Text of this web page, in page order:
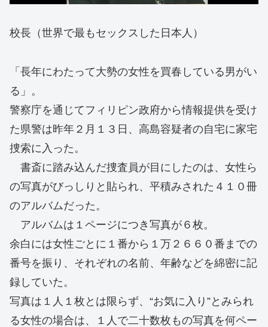
校長（世界で最もセックスした日本人）
「長年にわたって大勢の女性を買春している男がい
る」。
警察庁を通じてフィリピン政府から情報提供を受け
た県警は昨年２月１３日、高島容疑者の自宅に家宅
捜索に入った。
書斎に踏み込んだ捜査員が目にしたのは、女性ら
の写真がびっしりと貼られ、平積みされた４１０冊
のアルバムだった。
アルバムは１ページにつき写真が６枚。
余白には女性ごとに１番から１万２６６０番までの
番号を振り、それぞれの名前、年齢などを綿密に記
録していた。
写真は１人１枚とは限らず、“お気に入り”とみられ
る女性の場合は、１人で二十数枚もの写真を何ペー